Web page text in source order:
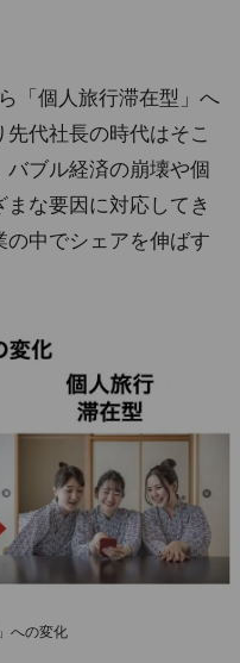
「個人旅行滞在型」へ
代社長の時代はそこ
バブル経済の崩壊や個
な要因に対応してき
中でシェアを伸ばす
への変化